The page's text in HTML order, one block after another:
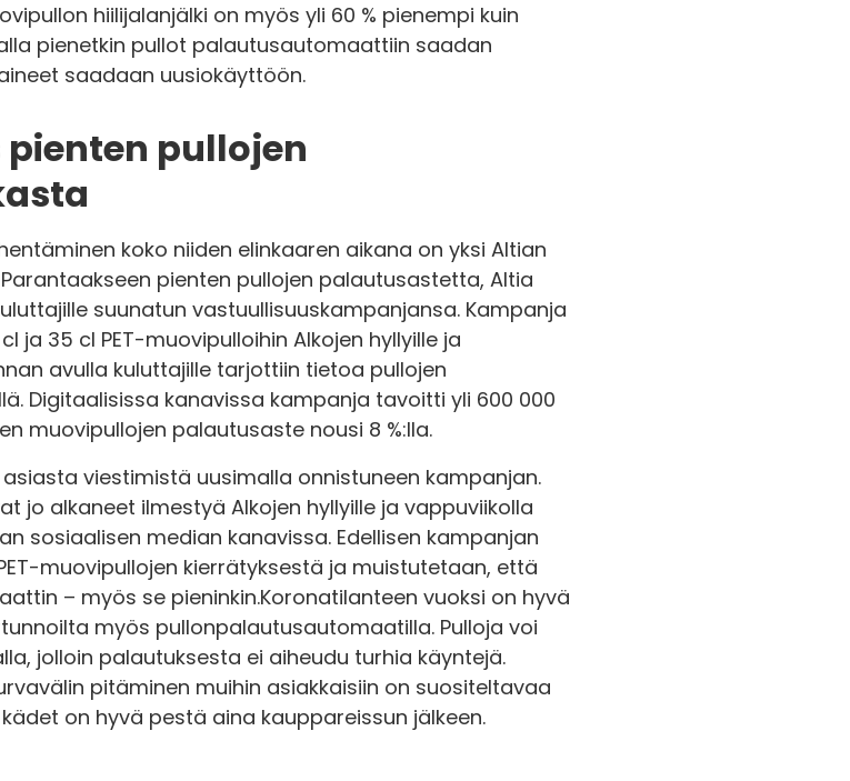
hiilijalanjälki on myös yli 60 % pienempi kuin
pienetkin pullot palautusautomaattiin saadan
saadaan uusiokäyttöön.
pullojen
koko niiden elinkaaren aikana on yksi Altian
Parantaakseen pienten pullojen palautusastetta, Altia
suunatun vastuullisuuskampanjansa. Kampanja
ja 35 cl PET-muovipulloihin Alkojen hyllyille ja
avulla kuluttajille tarjottiin tietoa pullojen
Digitaalisissa kanavissa kampanja tavoitti yli 600 000
muovipullojen palautusaste nousi 8 %:lla.
viestimistä uusimalla onnistuneen kampanjan.
jo alkaneet ilmestyä Alkojen hyllyille ja vappuviikolla
sosiaalisen median kanavissa. Edellisen kampanjan
muovipullojen kierrätyksestä ja muistutetaan, että
­– myös se pieninkin.Koronatilanteen vuoksi on hyvä
myös pullonpalautusautomaatilla. Pulloja voi
jolloin palautuksesta ei aiheudu turhia käyntejä.
pitäminen muihin asiakkaisiin on suositeltavaa
on hyvä pestä aina kauppareissun jälkeen.